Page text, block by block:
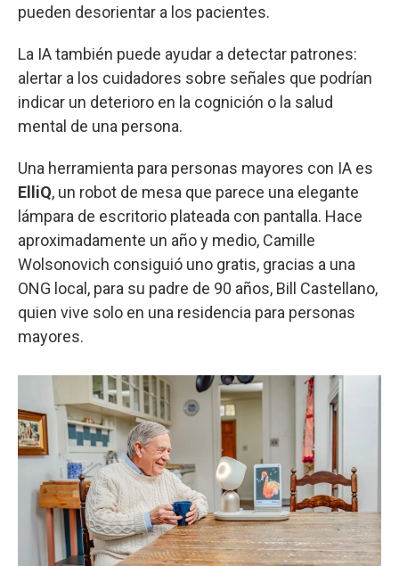
pueden desorientar a los pacientes.
La IA también puede ayudar a detectar patrones:
alertar a los cuidadores sobre señales que podrían
indicar un deterioro en la cognición o la salud
mental de una persona.
Una herramienta para personas mayores con IA es
ElliQ, un robot de mesa que parece una elegante
lámpara de escritorio plateada con pantalla. Hace
aproximadamente un año y medio, Camille
Wolsonovich consiguió uno gratis, gracias a una
ONG local, para su padre de 90 años, Bill Castellano,
quien vive solo en una residencia para personas
mayores.